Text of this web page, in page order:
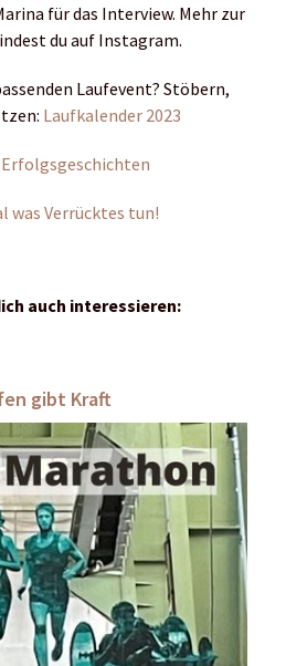
für das Interview. Mehr zur
du auf Instagram.
Laufevent? Stöbern,
Laufkalender 2023
Erfolgsgeschichten
was Verrücktes tun!
auch interessieren:
gibt Kraft